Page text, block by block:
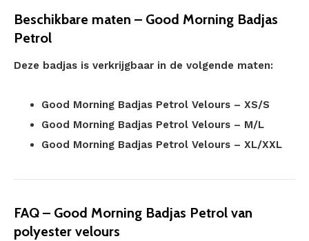
Beschikbare maten – Good Morning Badjas
Petrol
Deze badjas is verkrijgbaar in de volgende maten:
Good Morning Badjas Petrol Velours – XS/S
Good Morning Badjas Petrol Velours – M/L
Good Morning Badjas Petrol Velours – XL/XXL
FAQ – Good Morning Badjas Petrol van
polyester velours